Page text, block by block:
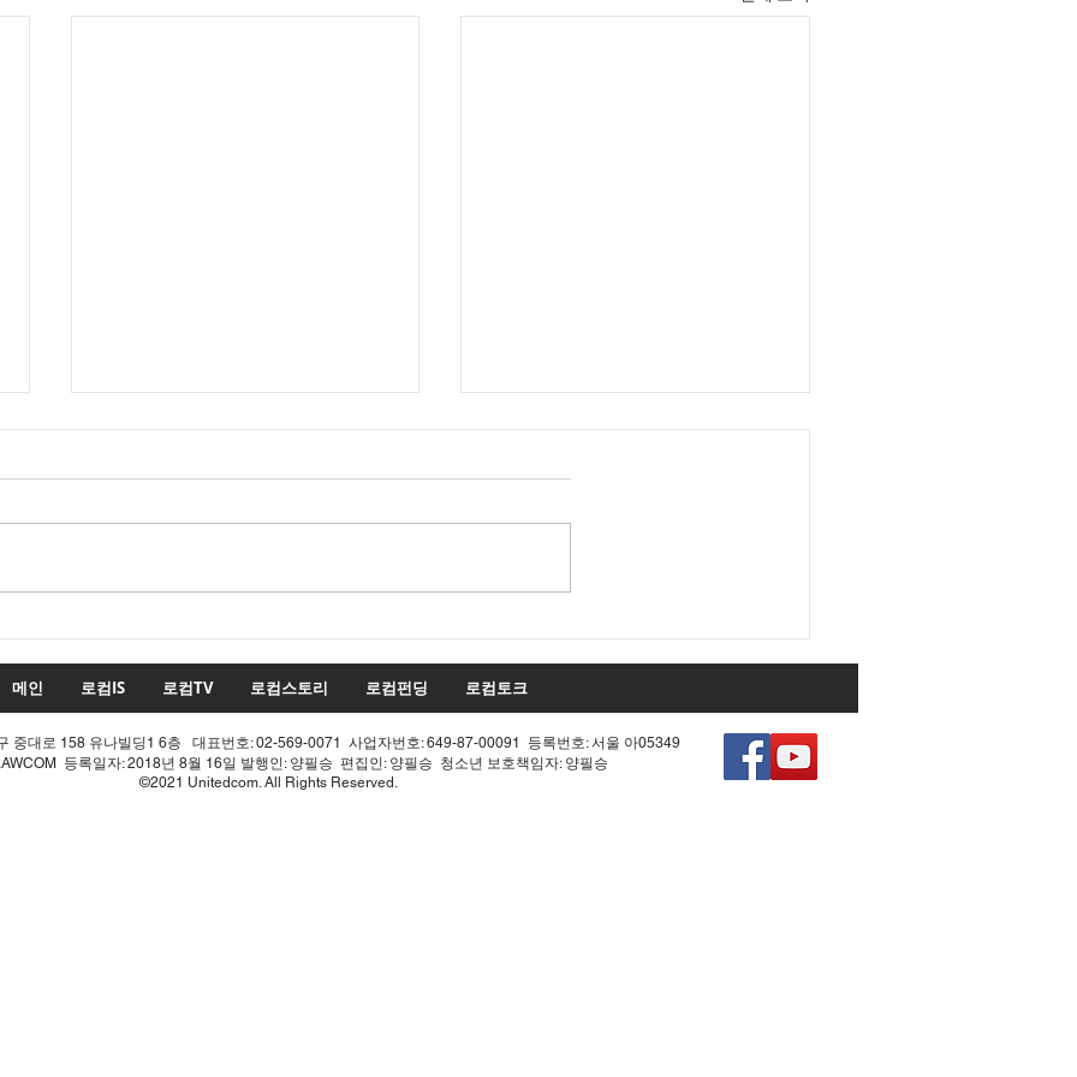
적 쇄신으론 어림없다!
수치 조작 모의한 선관위!
메인 로컴IS 로컴TV 로컴스토리 로컴펀딩 로컴토크
중대로 158 유나빌딩1 6층 대표번호: 02-569-0071 사업자번호: 649-87-00091 등록번호: 서울 아05349
등록일자: 2018년 8월 16일 발행인: 양필승 편집인: 양필승 청소년 보호책임자: 양필승
©2021 Unitedcom. All Rights Reserved.